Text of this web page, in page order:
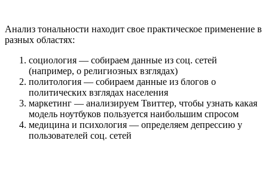
Анализ тональности находит свое практическое применение в
разных областях:
социология — собираем данные из соц. сетей
(например, о религиозных взглядах)
политология — собираем данные из блогов о
политических взглядах населения
маркетинг — анализируем Твиттер, чтобы узнать какая
модель ноутбуков пользуется наибольшим спросом
медицина и психология — определяем депрессию у
пользователей соц. сетей